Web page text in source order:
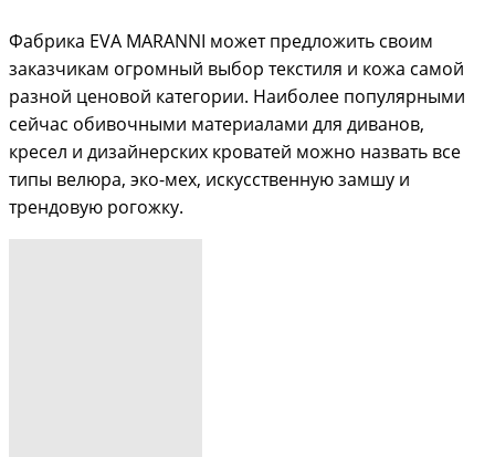
Фабрика EVA MARANNI может предложить своим
заказчикам огромный выбор текстиля и кожа самой
разной ценовой категории. Наиболее популярными
сейчас обивочными материалами для диванов,
кресел и дизайнерских кроватей можно назвать все
типы велюра, эко-мех, искусственную замшу и
трендовую рогожку.